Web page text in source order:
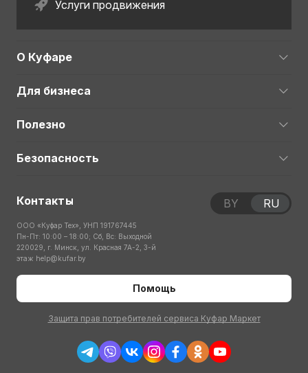
Услуги продвижения
О Куфаре
Для бизнеса
Полезно
Безопасность
Контакты
ООО «Куфар Тех», УНП 191767445
Пн-Пт: 10:00 – 18:00; Сб, Вс: Выходной
220029, г. Минск, ул. Красная 7А-2, 3-й
этаж help@kufar.by
Помощь
Защита прав потребителей сервиса Куфар Маркет
BY RU